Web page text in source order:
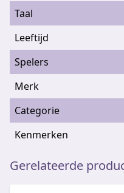
Taal
Leeftijd
Spelers
Merk
Categorie
Kenmerken
Gerelateerde